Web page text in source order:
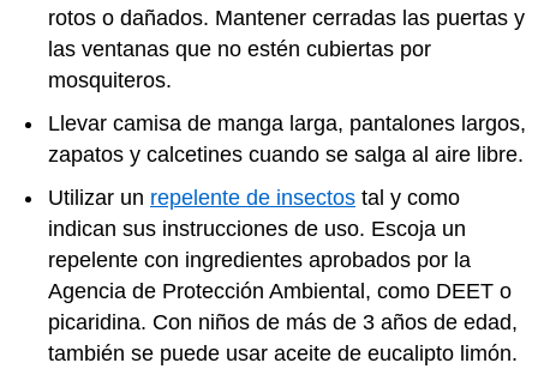
rotos o dañados. Mantener cerradas las puertas y
las ventanas que no estén cubiertas por
mosquiteros.
Llevar camisa de manga larga, pantalones largos,
zapatos y calcetines cuando se salga al aire libre.
Utilizar un repelente de insectos tal y como
indican sus instrucciones de uso. Escoja un
repelente con ingredientes aprobados por la
Agencia de Protección Ambiental, como DEET o
picaridina. Con niños de más de 3 años de edad,
también se puede usar aceite de eucalipto limón.